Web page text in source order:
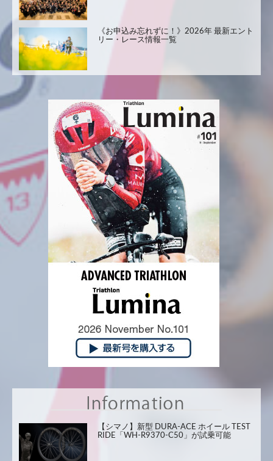
《お申込み忘れずに！》2026年 最新エント
リー・レース情報一覧
【シマノ】新型 DURA-ACE ホイール TEST
RIDE「WH-R9370-C50」が試乗可能